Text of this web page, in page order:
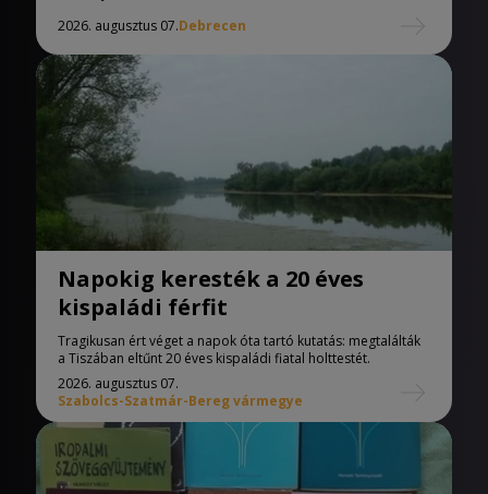
2026. augusztus 07.Debrecen
Napokig keresték a 20 éves
kispaládi férfit
Tragikusan ért véget a napok óta tartó kutatás: megtalálták
a Tiszában eltűnt 20 éves kispaládi fiatal holttestét.
2026. augusztus 07.
Szabolcs-Szatmár-Bereg vármegye